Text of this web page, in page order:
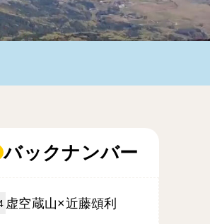
バックナンバー
虚空蔵山×近藤頌利